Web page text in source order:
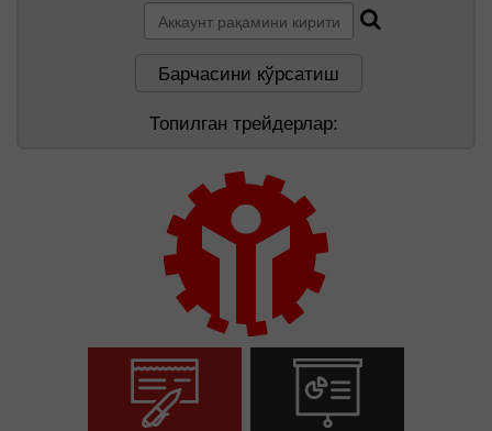
Барчасини кўрсатиш
Топилган трейдерлар: